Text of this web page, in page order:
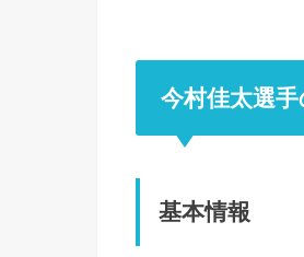
今村佳太選手
基本情報